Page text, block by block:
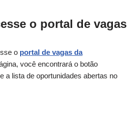
o portal de vagas
o portal de vagas da
você encontrará o botão
e a lista de oportunidades abertas no